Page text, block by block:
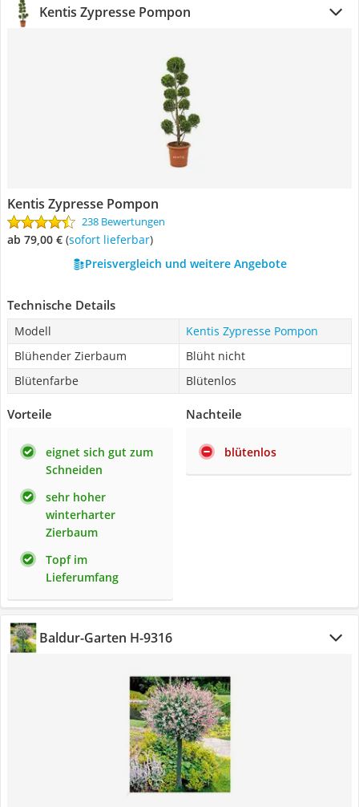
Kentis Zypresse Pompon
Kentis Zypresse Pompon
238 Bewertungen
ab 79,00 € ( Sofort lieferbar)
Preisvergleich und weitere Angebote
Technische Details
Modell
Kentis Zypresse Pompon
Blühender Zierbaum
Blüht nicht
Blütenfarbe
Blütenlos
Vorteile
eignet sich gut zum
Schneiden
sehr hoher
winterharter
Zierbaum
Topf im
Lieferumfang
Nachteile
blütenlos
Baldur-Garten H-9316